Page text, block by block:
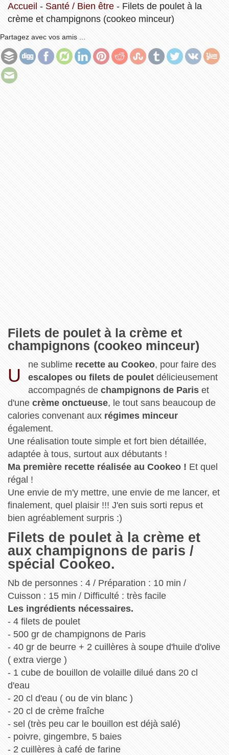
Accueil - Santé / Bien être- Filets de poulet à la
crème et champignons (cookeo minceur)
Partagez avec vos amis ...
Filets de poulet à la crème et
champignons (cookeo minceur)
U
ne sublime recette au Cookeo, pour faire des
escalopes ou filets de poulet délicieusement
accompagnés dechampignons de Paris et
d'une crème onctueuse, le tout sans beaucoup de
calories convenant aux régimes minceur
également.
Une réalisation toute simple et fort bien détaillée,
adaptée à tous, surtout aux débutants !
Ma première recette réalisée au Cookeo ! Et quel
régal !
Une envie de m'y mettre, une envie de me lancer, et
finalement, quel plaisir !!! J'en suis sorti repus et
bien agréablement surpris :)
Filets de poulet à la crème et
aux champignons de paris /
spécial Cookeo.
Nb de personnes : 4 / Préparation : 10 min /
Cuisson : 15 min / Difficulté : très facile
Les ingrédients nécessaires.
- 4 filets de poulet
- 500 gr de champignons de Paris
- 40 gr de beurre + 2 cuillères à soupe d'huile d'olive
( extra vierge )
- 1 cube de bouillon de volaille dilué dans 20 cl
d'eau
- 20 cl d'eau ( ou de vin blanc )
- 20 cl de crème fraîche
- sel (très peu car le bouillon est déjà salé)
- poivre, gingembre, 5 baies
- 2 cuillères à café de farine